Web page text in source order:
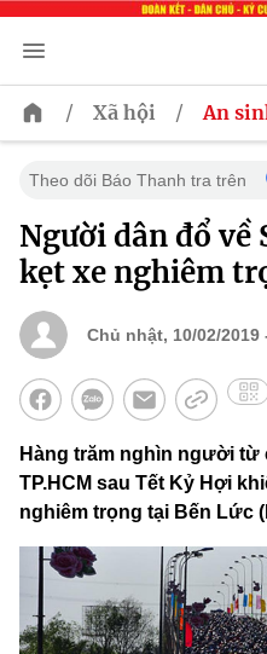
/ Xã hội / An
Theo dõi Báo Thanh tra trên
Người dân đổ về
kẹt xe nghiêm
Chủ nhật, 10/02/2019
Hàng trăm nghìn người từ
TP.HCM sau Tết Kỷ Hợi
nghiêm trọng tại Bến Lức